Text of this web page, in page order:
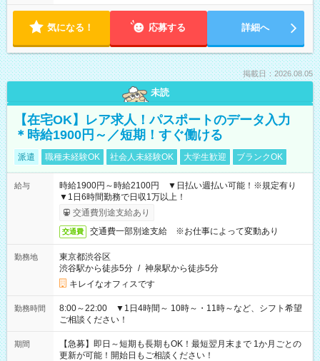
気になる！ 応募する 詳細へ
掲載日：2026.08.05
未読
【在宅OK】レア求人！パスポートのデータ入力
＊時給1900円～／短期！すぐ働ける
派遣 職種未経験OK 社会人未経験OK 大学生歓迎 ブランクOK
給与
時給1900円～時給2100円 ▼日払い週払い可能！※規定有り
▼1日6時間勤務で日収1万以上！
交通費別途支給あり
交通費 交通費一部別途支給 ※お仕事によって変動あり
勤務地
東京都渋谷区
渋谷駅から徒歩5分 / 神泉駅から徒歩5分
キレイなオフィスです
勤務時間
8:00～22:00 ▼1日4時間～ 10時～・11時～など、シフト希望
ご相談ください！
期間
【急募】即日～短期も長期もOK！最短翌月末まで 1か月ごとの
更新が可能！開始日もご相談ください！